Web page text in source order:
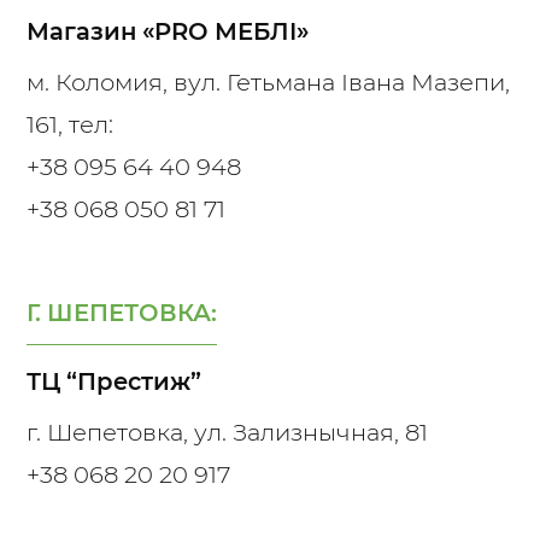
Магазин «PRO МЕБЛІ»
м. Коломия, вул. Гетьмана Івана Мазепи,
161, тел:
+38 095 64 40 948
+38 068 050 81 71
Г. ШЕПЕТОВКА:
ТЦ “Престиж”
г. Шепетовка, ул. Зализнычная, 81
+38 068 20 20 917